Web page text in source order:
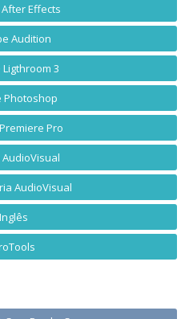
Effects
Audition
3
Photoshop
Pro
AudioVisual
AudioVisual
Inglês